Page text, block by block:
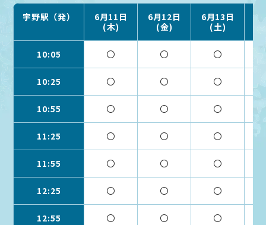
宇野駅（発）
6月11日
(木)
6月12日
(金)
6月13日
(土)
10:05 〇 〇 〇
10:25 〇 〇 〇
10:55 〇 〇 〇
11:25 〇 〇 〇
11:55 〇 〇 〇
12:25 〇 〇 〇
12:55 〇 〇 〇